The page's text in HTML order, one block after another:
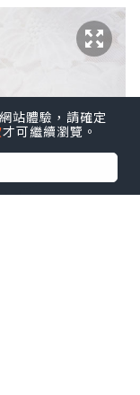
站體驗，請確定
才可繼續瀏覽。